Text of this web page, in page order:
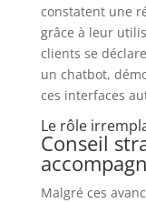
constatent une
grâce à leur
clients se
un chatbot,
ces interfaces
Le rôle
Conseil
Malgré ces